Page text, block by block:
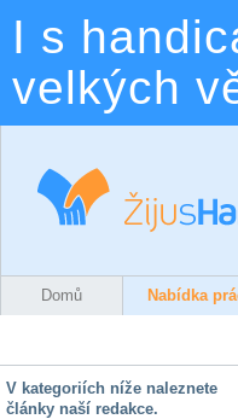
I s
velkých
Domů Nabídka
V kategoriích níže naleznete
články naší redakce.